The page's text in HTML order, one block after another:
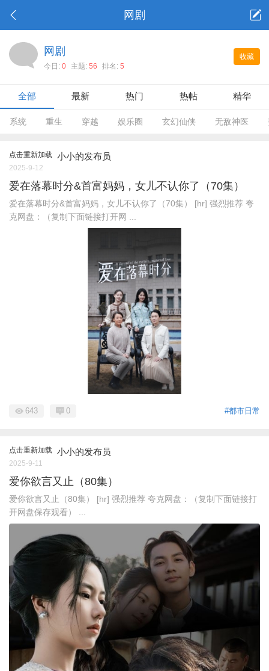
网剧
收藏
网剧
今日: 0 主题: 56 排名: 5
全部 最新 热门 热帖 精华
系统 重生 穿越 娱乐圈 玄幻仙侠 无敌神医
点击重新加载 小小的发布员
2025-9-12
爱在落幕时分&首富妈妈，女儿不认你了（70集）
爱在落幕时分&首富妈妈，女儿不认你了（70集） [hr] 强烈推荐 夸
克网盘：（复制下面链接打开网 ...
#都市日常
643 0
点击重新加载 小小的发布员
2025-9-11
爱你欲言又止（80集）
爱你欲言又止（80集） [hr] 强烈推荐 夸克网盘：（复制下面链接打
开网盘保存观看） ...